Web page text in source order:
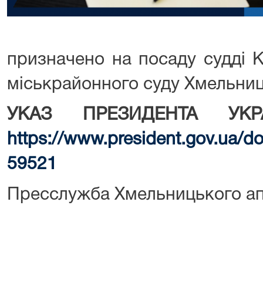
призначено на посаду судді
міськрайонного суду
УКАЗ ПРЕЗИДЕНТА
https://www.president.gov.ua/
59521
Пресслужба Хмельницького